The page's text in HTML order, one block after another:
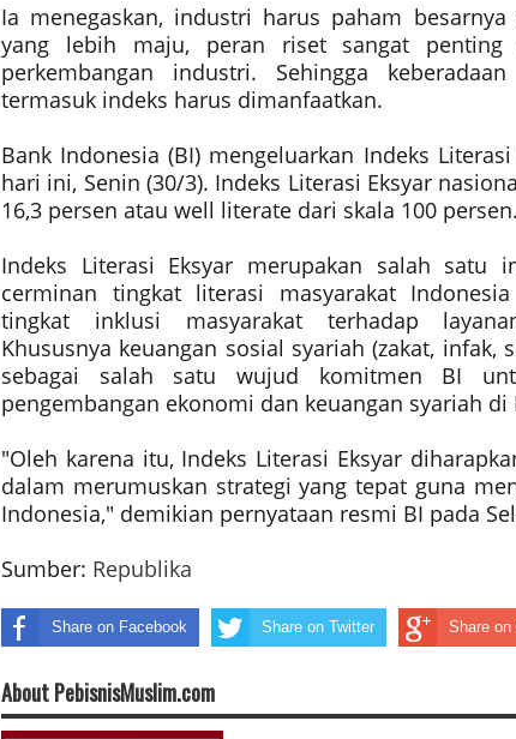
Ia menegaskan, industri harus paham
yang lebih maju, peran riset sangat penting
perkembangan industri. Sehingga
termasuk indeks harus dimanfaatkan.
Bank Indonesia (BI) mengeluarkan Indeks
hari ini, Senin (30/3). Indeks Literasi Eksyar
16,3 persen atau well literate dari skala 100 persen.
Indeks Literasi Eksyar merupakan salah satu
cerminan tingkat literasi masyarakat
tingkat inklusi masyarakat terhadap
Khususnya keuangan sosial syariah (zakat, infak,
sebagai salah satu wujud komitmen BI
pengembangan ekonomi dan keuangan syariah di
"Oleh karena itu, Indeks Literasi Eksyar
dalam merumuskan strategi yang tepat guna
Indonesia," demikian pernyataan resmi BI pada
Sumber: Republika
Share on Facebook Share on Twitter Share on
About PebisnisMuslim.com